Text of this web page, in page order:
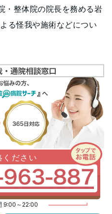
・整体院の院長を務める岩
る怪我や施術などについ
ください
9:00～22:00